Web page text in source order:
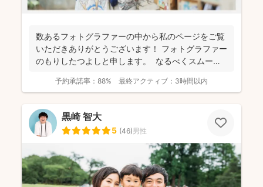
数あるフォトグラファーの中から私のページをご覧
いただきありがとうございます！ フォトグラファー
のもりしたつよしと申します。 なるべくスムーズ
予約承諾率： 88% 最終アクティブ： 3時間以内
黒崎 智大
5 (46)男性